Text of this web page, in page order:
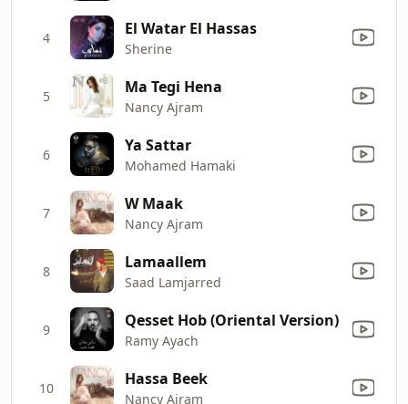
4 El Watar El Hassas
Sherine
5 Ma Tegi Hena
Nancy Ajram
6 Ya Sattar
Mohamed Hamaki
7 W Maak
Nancy Ajram
8 Lamaallem
Saad Lamjarred
9 Qesset Hob (Oriental Version)
Ramy Ayach
10 Hassa Beek
Nancy Ajram